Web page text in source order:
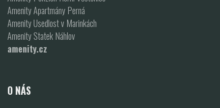
Amenity Apartmány Perná
Amenity Usedlost v Marinkách
Amenity Statek Náhlov
amenity.cz
O NÁS